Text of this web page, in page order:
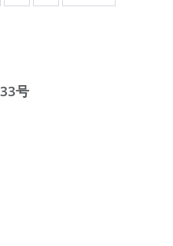
号